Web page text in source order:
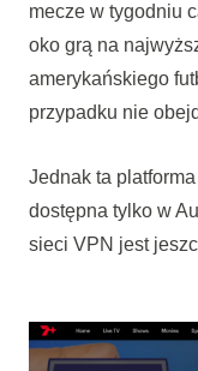
mecze w tygodniu
oko grą na
amerykańskiego
przypadku nie
Jednak ta
dostępna tylko w
sieci VPN jest